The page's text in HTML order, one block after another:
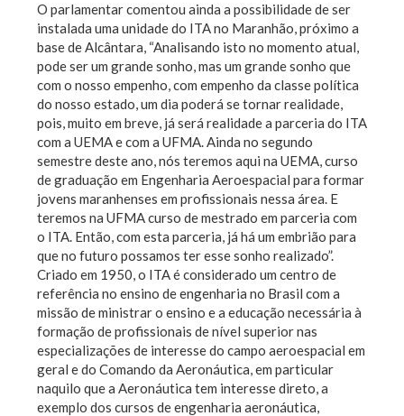
O parlamentar comentou ainda a possibilidade de ser
instalada uma unidade do ITA no Maranhão, próximo a
base de Alcântara, “Analisando isto no momento atual,
pode ser um grande sonho, mas um grande sonho que
com o nosso empenho, com empenho da classe política
do nosso estado, um dia poderá se tornar realidade,
pois, muito em breve, já será realidade a parceria do ITA
com a UEMA e com a UFMA. Ainda no segundo
semestre deste ano, nós teremos aqui na UEMA, curso
de graduação em Engenharia Aeroespacial para formar
jovens maranhenses em profissionais nessa área. E
teremos na UFMA curso de mestrado em parceria com
o ITA. Então, com esta parceria, já há um embrião para
que no futuro possamos ter esse sonho realizado”.
Criado em 1950, o ITA é considerado um centro de
referência no ensino de engenharia no Brasil com a
missão de ministrar o ensino e a educação necessária à
formação de profissionais de nível superior nas
especializações de interesse do campo aeroespacial em
geral e do Comando da Aeronáutica, em particular
naquilo que a Aeronáutica tem interesse direto, a
exemplo dos cursos de engenharia aeronáutica,